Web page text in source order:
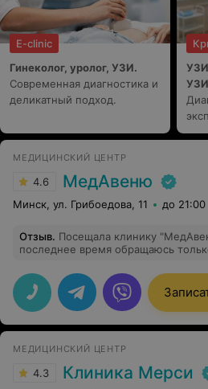
E-clinic
Гинеколог, уролог, УЗИ.
Современная диагностика и
деликатный подход.
УЗИ
МЕДИЦИНСКИЙ ЦЕНТР
4.6 МедАвеню
Минск, ул. Грибоедова, 11 до 21:00
Отзыв. Посещала клинику
последнее время обращаюсь
Перминова А.Б. Врачи- специалисты своего дела,
рекомендации
доступно,немаловажно, что очень
РЕКОМЕНДУЮ!!! Огромное спасибо врачам и
медцентру за четкость,
к вам в центр с Молодечно.
МЕДИЦИНСКИЙ ЦЕНТР
4.3 Клиника Мерси